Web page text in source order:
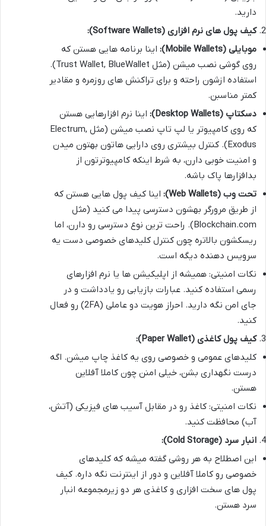
دارید.
کیف پول های نرم افزاری (Software Wallets):
موبایلی (Mobile Wallets):
اینا برنامه هایی هستن که
روی گوشی نصب میشن (مثل Trust Wallet, BlueWallet).
استفاده ازشون راحته و برای تراکنش های روزمره و مقادیر
کمتر مناسبن.
دسکتاپ (Desktop Wallets):
اینا نرم افزارهایی هستن
که روی کامپیوتر یا لپ تاپ نصب میشن (مثل Electrum,
Exodus). کنترل بیشتری روی دارایی هاتون بهتون میدن
و امنیت خوبی دارن، به شرط اینکه کامپیوترتون از
بدافزارها پاک باشه.
تحت وب (Web Wallets):
اینا کیف پول هایی هستن که
از طریق مرورگر بهشون دسترسی پیدا می کنید (مثل
Blockchain.com). راحت ترین نوع دسترسی رو دارن، اما
ریسکشون بالاتره چون کنترل کلیدهای خصوصی دست یه
سرویس دهنده دیگه است.
نکات امنیتی: همیشه از اپلیکیشن ها یا نرم افزارهای
رسمی استفاده کنید. عبارات بازیابی رو یادداشت و در
جای امن نگه دارید. احراز هویت دو عاملی (2FA) رو فعال
کنید.
کیف پول کاغذی (Paper Wallet):
کلیدهای عمومی و خصوصی روی یه کاغذ چاپ میشن. اگه
درست نگهداری بشن، خیلی امنن چون کاملا آفلاین
هستن.
نکات امنیتی: کاغذ رو در مقابل آسیب های فیزیکی (آتش،
آب) محافظت کنید.
انبار سرد (Cold Storage):
این اصطلاح به هر روشی گفته میشه که کلیدهای
خصوصی رو کاملا آفلاین و دور از اینترنت نگه داره. کیف
پول های سخت افزاری و کاغذی هر دو زیرمجموعه انبار
سرد هستن.